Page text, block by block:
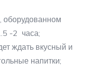
-2 часа;
ждать вкусный и
напитки;